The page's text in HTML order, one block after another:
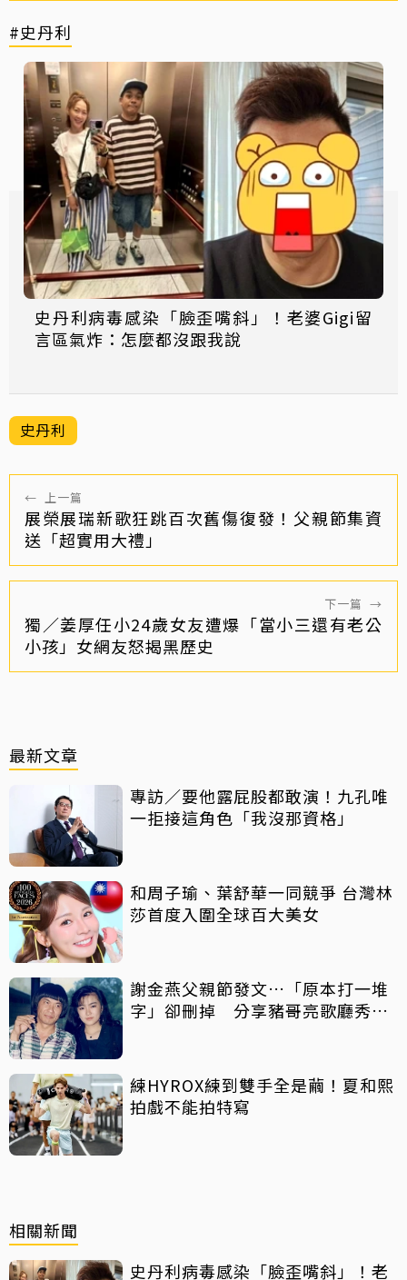
#史丹利
史丹利病毒感染「臉歪嘴斜」！老婆Gigi留
言區氣炸：怎麼都沒跟我說
史丹利
← 上一篇
展榮展瑞新歌狂跳百次舊傷復發！父親節集資
送「超實用大禮」
下一篇 →
獨／姜厚任小24歲女友遭爆「當小三還有老公
小孩」女網友怒揭黑歷史
最新文章
專訪／要他露屁股都敢演！九孔唯
一拒接這角色「我沒那資格」
和周子瑜、葉舒華一同競爭 台灣林
莎首度入圍全球百大美女
謝金燕父親節發文…「原本打一堆
字」卻刪掉 分享豬哥亮歌廳秀歌
練HYROX練到雙手全是繭！夏和熙
拍戲不能拍特寫
相關新聞
史丹利病毒感染「臉歪嘴斜」！老